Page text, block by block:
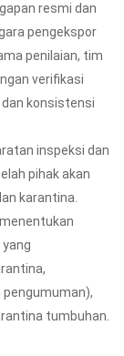
resmi dan
pengekspor
penilaian, tim
verifikasi
konsistensi
inspeksi dan
pihak akan
karantina.
tumbuhan.